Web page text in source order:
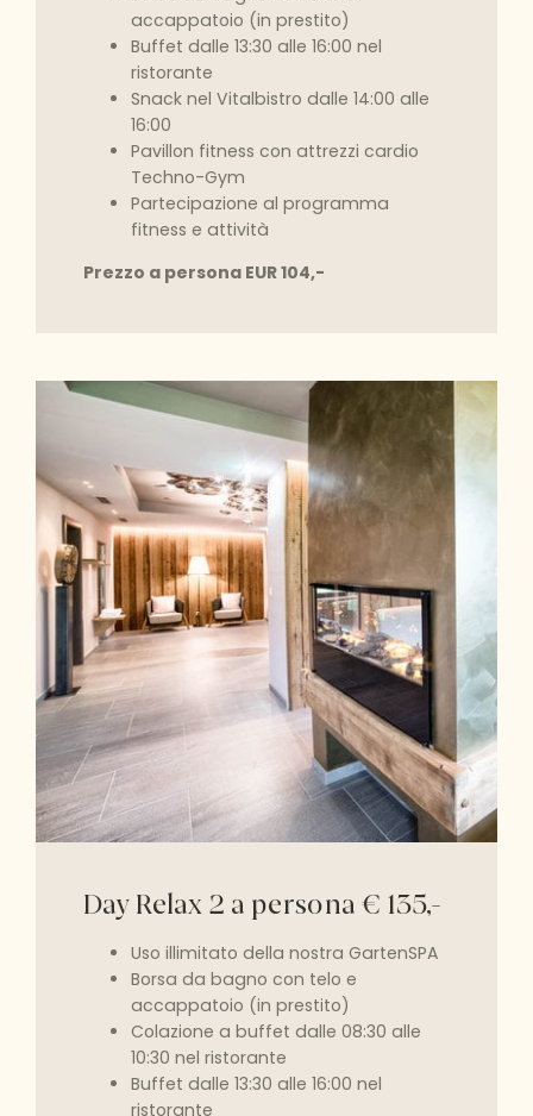
accappatoio (in prestito)
Buffet dalle 13:30 alle 16:00 nel
ristorante
Snack nel Vitalbistro dalle 14:00 alle
16:00
Pavillon fitness con attrezzi cardio
Techno-Gym
Partecipazione al programma
fitness e attività
Prezzo a persona EUR 104,-
Day Relax 2 a persona € 135,-
Uso illimitato della nostra GartenSPA
Borsa da bagno con telo e
accappatoio (in prestito)
Colazione a buffet dalle 08:30 alle
10:30 nel ristorante
Buffet dalle 13:30 alle 16:00 nel
ristorante